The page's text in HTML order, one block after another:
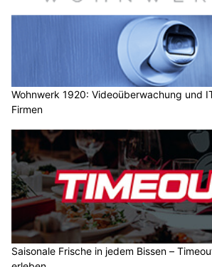
Wohnwerk 1920: Videoüberwachung und
Firmen
Saisonale Frische in jedem Bissen –